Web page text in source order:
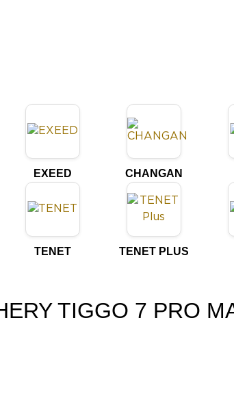
EXEED CHANGAN
TENET TENET PLUS
TIGGO 7 PRO